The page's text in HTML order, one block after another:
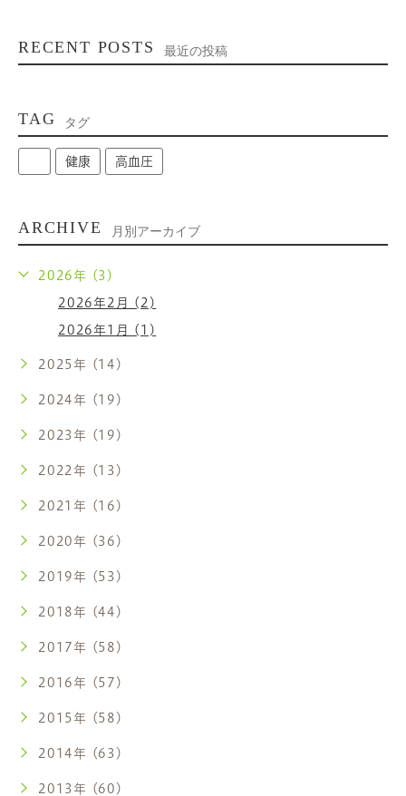
RECENT POSTS 最近の投稿
TAG タグ
健康 高血圧
ARCHIVE 月別アーカイブ
2026年 (3)
2026年2月 (2)
2026年1月 (1)
2025年 (14)
2024年 (19)
2023年 (19)
2022年 (13)
2021年 (16)
2020年 (36)
2019年 (53)
2018年 (44)
2017年 (58)
2016年 (57)
2015年 (58)
2014年 (63)
2013年 (60)